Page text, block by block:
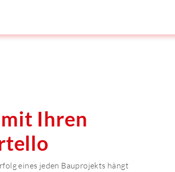
Ihren
eines jeden Bauprojekts hängt